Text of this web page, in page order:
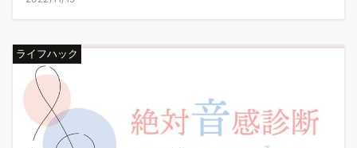
ライフハック